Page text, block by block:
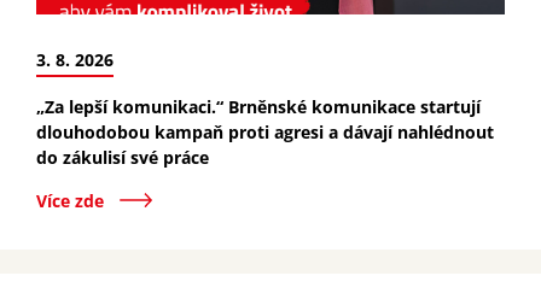
3. 8. 2026
„Za lepší komunikaci.“ Brněnské komunikace startují
dlouhodobou kampaň proti agresi a dávají nahlédnout
do zákulisí své práce
Více zde